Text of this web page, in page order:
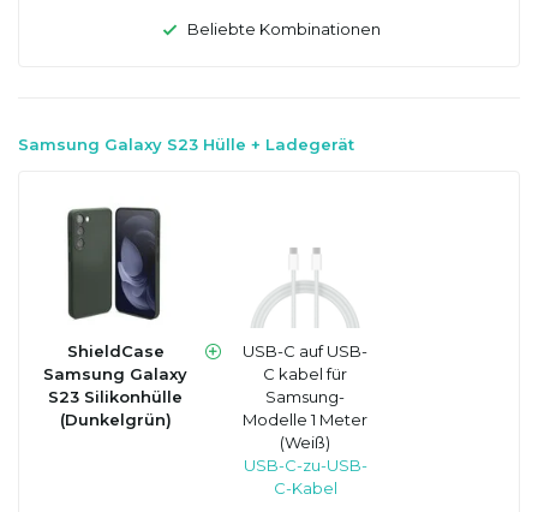
Beliebte Kombinationen
Samsung Galaxy S23 Hülle + Ladegerät
ShieldCase
Samsung Galaxy
S23 Silikonhülle
(Dunkelgrün)
USB-C auf USB-
C kabel für
Samsung-
Modelle 1 Meter
(Weiß)
USB-C-zu-USB-
C-Kabel